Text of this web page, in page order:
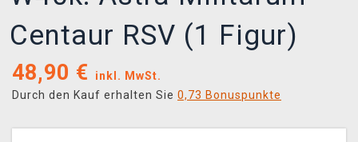
Centaur RSV (1 Figur)
48,90 €
inkl. MwSt.
Durch den Kauf erhalten Sie 0,73 Bonuspunkte